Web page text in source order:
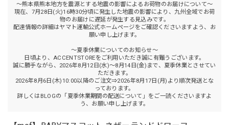
～熊本県熊本地方を震源とする地震の影響によるお荷物のお届けについて～
現在、7月28日(火)16時30分頃に発生した地震の影響により、九州全域でお荷
物のお届けに遅延が発生する見込みです。
配達情報の詳細はヤマト運輸公式ホームページをご確認くださいますよう、お
願い申し上げます。
～夏季休業についてのお知らせ～
日頃より、ACCENTSTOREをご利用いただき誠に有難うございます。
誠に勝手ながら、2026年8月12日(水)～8月14日(金)まで、夏季休業とさせてい
ただきます。
2026年8月6日(木)10:00以降のご注文⇒2026年8月17日(月)より順次発送とな
っております。
詳しくはBLOGの「夏季休業期間の配送について」をご一読くださいますよ
う、お願い申し上げます。